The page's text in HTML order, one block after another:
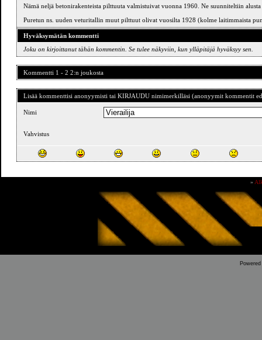
Nämä neljä betonirakenteista pilttuuta valmistuivat vuonna 1960. Ne suunniteltiin
Puretun ns. uuden veturitallin muut pilttuut olivat vuosilta 1928 (kolme laitimmaista
Hyväksymätän kommentti
Joku on kirjoittanut tähän kommentin. Se tulee näkyviin, kun ylläpitäjä hyväksyy sen.
Kommentti 1 - 2 2:n joukosta
Lisää kommenttisi anonyymisti tai KIRJAUDU nimimerkilläsi (anonyymit kommentit
Nimi
Vahvistus
»